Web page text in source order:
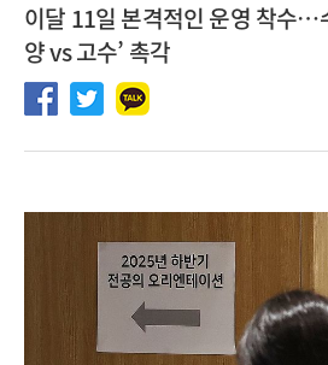
이달 11일 본격적인 운영 착수…
양 vs 고수’ 촉각